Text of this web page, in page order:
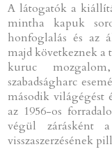
A látogatók a
mintha kapuk
honfoglalás és az
majd következnek
kuruc
szabadságharc
második világégést
az 1956-os
végül zárásként
visszaszerzésének